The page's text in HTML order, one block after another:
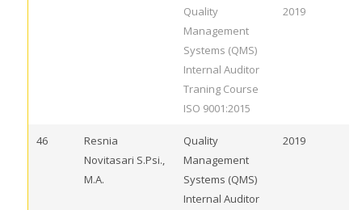
Quality
Management
Systems (QMS)
Internal Auditor
Traning Course
ISO 9001:2015
2019
46
Resnia
Novitasari S.Psi.,
M.A.
Quality
Management
Systems (QMS)
Internal Auditor
2019